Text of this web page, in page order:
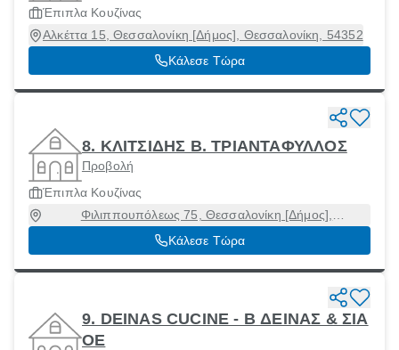
Έπιπλα Κουζίνας
Αλκέττα 15, Θεσσαλονίκη [Δήμος], Θεσσαλονίκη, 54352
Κάλεσε Τώρα
8. ΚΛΙΤΣΙΔΗΣ Β. ΤΡΙΑΝΤΑΦΥΛΛΟΣ
Προβολή
Έπιπλα Κουζίνας
Φιλιππουπόλεως 75, Θεσσαλονίκη [Δήμος],
Θεσσαλονίκη, 54635
Κάλεσε Τώρα
9. DEINAS CUCINE - Β ΔΕΙΝΑΣ & ΣΙΑ
ΟΕ